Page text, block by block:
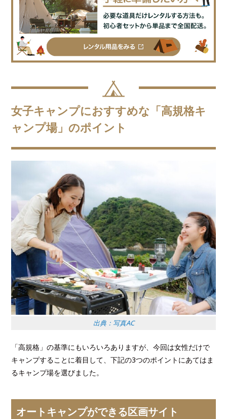
女子キャンプにおすすめな「高規格キ
ャンプ場」のポイント
出典：写真AC
「高規格」の基準にもいろいろありますが、今回は女性だけで
キャンプすることに着目して、下記の3つのポイントにあてはま
るキャンプ場を選びました。
オートキャンプができる区画サイト